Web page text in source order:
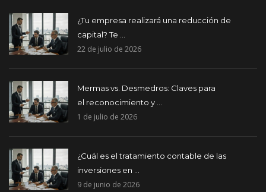
¿Tu empresa realizará una reducción de
capital? Te ...
22 de julio de 2026
Mermas vs. Desmedros: Claves para
el reconocimiento y ...
1 de julio de 2026
¿Cuál es el tratamiento contable de las
inversiones en ...
9 de junio de 2026